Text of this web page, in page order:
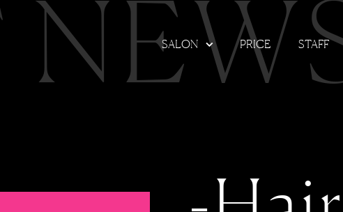
SALON PRICE STAFF